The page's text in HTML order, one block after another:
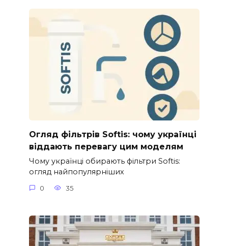
Огляд фільтрів Softis: чому українці
віддають перевагу цим моделям
Чому українці обирають фільтри Softis:
огляд найпопулярніших
0 35